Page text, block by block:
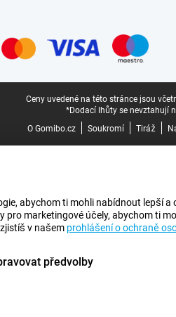
Ceny uvedené na této stránce jsou
*Dodací lhůty se nevztahují
O Gomibo.cz
Soukromí Tiráž
abychom ti mohli nabídnout lepší
pro marketingové účely, abychom ti
v našem prohlášení o ochraně
předvolby